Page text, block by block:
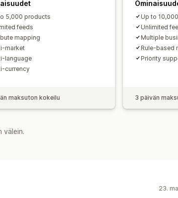
5,000 products
feeds
mapping
market
language
currency
maksuton kokeilu
Up to
Unlimited
Multiple
Rule-based
Priority
3 päivän
välein.
23.